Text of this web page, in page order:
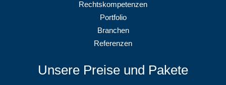
Rechtskompetenzen
Portfolio
Branchen
Referenzen
Unsere Preise und Pakete